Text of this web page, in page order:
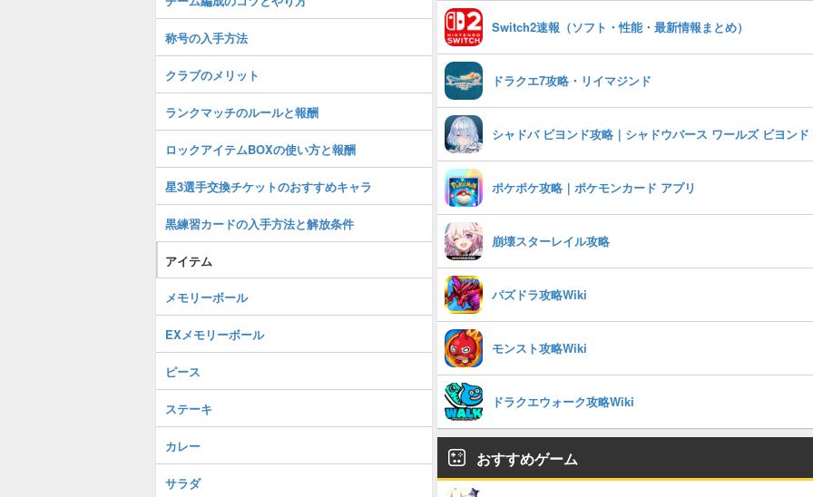
Switch2速報（ソフト・性能・最新情報まとめ）
ドラクエ7攻略・リイマジンド
シャドバ ビヨンド攻略｜シャドウバース ワールズ ビヨンド
ポケポケ攻略｜ポケモンカード アプリ
崩壊スターレイル攻略
パズドラ攻略Wiki
モンスト攻略Wiki
ドラクエウォーク攻略Wiki
おすすめゲーム
称号の入手方法
クラブのメリット
ランクマッチのルールと報酬
ロックアイテムBOXの使い方と報酬
星3選手交換チケットのおすすめキャラ
黒練習カードの入手方法と解放条件
アイテム
メモリーボール
EXメモリーボール
ピース
ステーキ
カレー
サラダ